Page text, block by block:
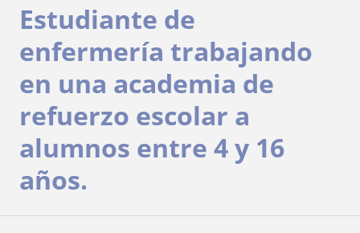
Estudiante de
enfermería trabajando
en una academia de
refuerzo escolar a
alumnos entre 4 y 16
años.